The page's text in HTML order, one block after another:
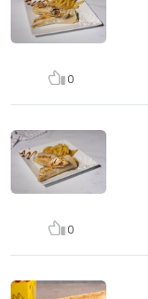
0
0